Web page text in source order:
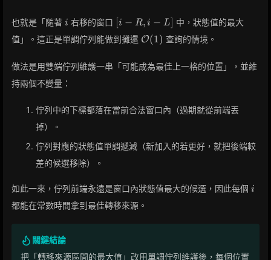
也就是「隨著 i
i 右移的窗口 [i-
R,
i-
i − R, i − L
中，狀態值的最大
值」。這正是單調佇列能做到攤還 \mathcal{O}
O(1) 查詢的情境。
做法是用雙端佇列維護一串「可能成為最佳上一格的位置」，並維
持兩個不變量：
佇列中的下標都落在當前合法窗口內（過期就從前端丟
掉）。
佇列對應的狀態值單調遞減（新加入的若更好，就把後端較
差的候選移除）。
如此一來，佇列前端永遠是窗口內狀態值最大的候選，因此每個 i
i
都能在常數時間拿到最佳轉移來源。
關鍵結論
把「轉移來源區間的最大值」改用單調佇列維護後，每個位置